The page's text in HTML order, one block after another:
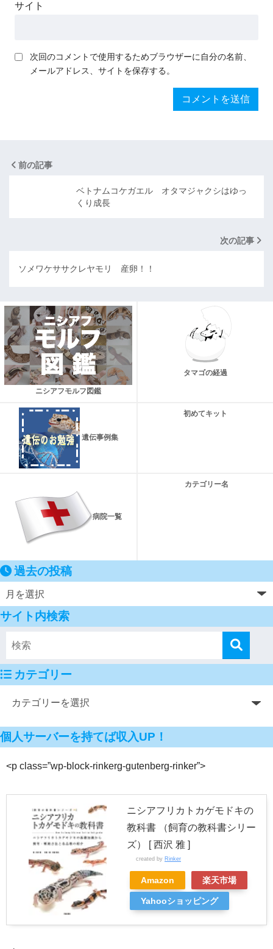
サイト
次回のコメントで使用するためブラウザーに自分の名前、
メールアドレス、サイトを保存する。
前の記事
ベトナムコケガエル オタマジャクシはゆっ
くり成長
次の記事
ソメワケササクレヤモリ 産卵！！
ニシアフモルフ図鑑
タマゴの経過
遺伝事例集
初めてキット
病院一覧
カテゴリー名
過去の投稿
サイト内検索
カテゴリー
個人サーバーを持てば収入UP！
<p class=”wp-block-rinkerg-gutenberg-rinker”>
ニシアフリカトカゲモドキの
教科書 （飼育の教科書シリー
ズ） [ 西沢 雅 ]
created by Rinker
Amazon 楽天市場
Yahooショッピング